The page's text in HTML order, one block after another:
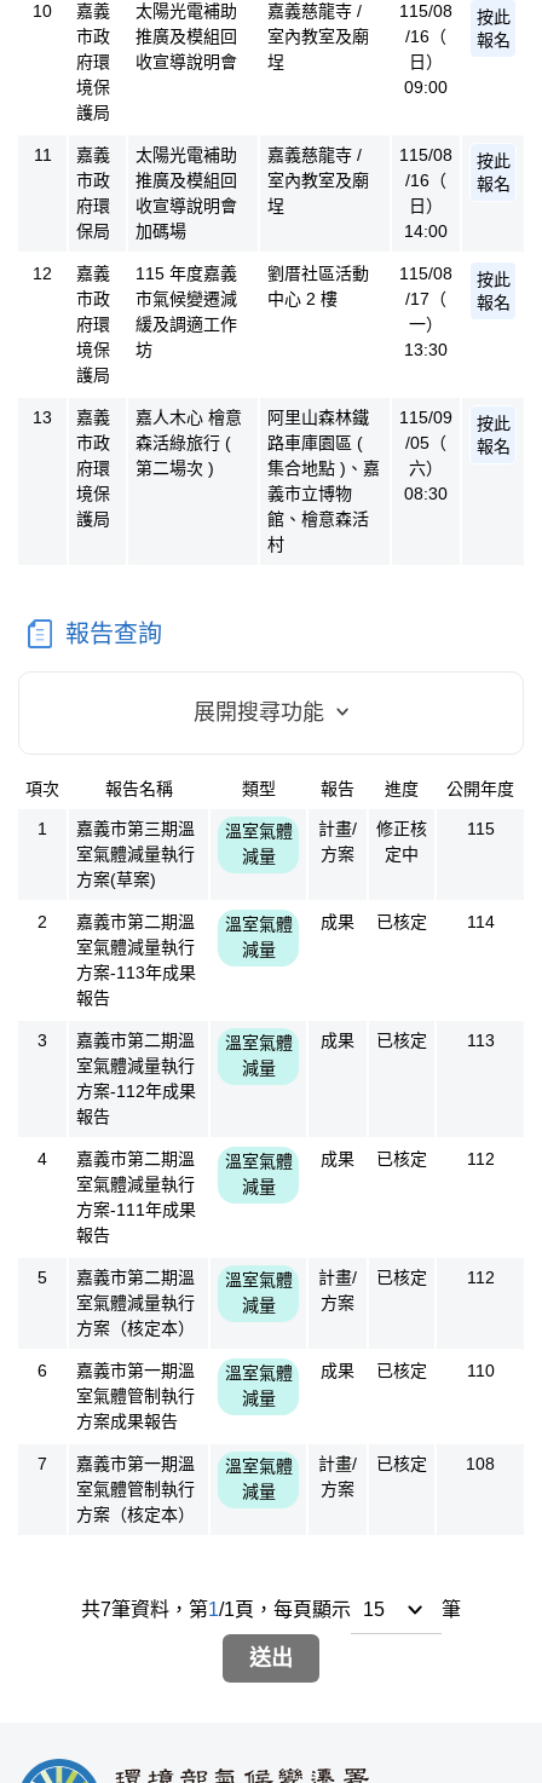
10
嘉義
市政
府環
境保
護局
太陽光電補助
推廣及模組回
收宣導說明會
嘉義慈龍寺 /
室內教室及廟
埕
115/08
/16（
日）
09:00
按此
報名
11
嘉義
市政
府環
保局
太陽光電補助
推廣及模組回
收宣導說明會
加碼場
嘉義慈龍寺 /
室內教室及廟
埕
115/08
/16（
日）
14:00
按此
報名
12
嘉義
市政
府環
境保
護局
115 年度嘉義
市氣候變遷減
緩及調適工作
坊
劉厝社區活動
中心 2 樓
115/08
/17（
一）
13:30
按此
報名
13
嘉義
市政
府環
境保
護局
嘉人木心 檜意
森活綠旅行 (
第二場次 )
阿里山森林鐵
路車庫園區 (
集合地點 )、嘉
義市立博物
館、檜意森活
村
115/09
/05（
六）
08:30
按此
報名
報告查詢
展開搜尋功能
方案成果
項次 報告名稱 類型 報告 進度 公開年度
1
嘉義市第三期溫
室氣體減量執行
方案(草案)
溫室氣體
減量
計畫/
方案
修正核
定中
115
2
嘉義市第二期溫
室氣體減量執行
方案-113年成果
報告
溫室氣體
減量
成果 已核定 114
3
嘉義市第二期溫
室氣體減量執行
方案-112年成果
報告
溫室氣體
減量
成果 已核定 113
4
嘉義市第二期溫
室氣體減量執行
方案-111年成果
報告
溫室氣體
減量
成果 已核定 112
5
嘉義市第二期溫
室氣體減量執行
方案（核定本）
溫室氣體
減量
計畫/
方案
已核定 112
6
嘉義市第一期溫
室氣體管制執行
方案成果報告
溫室氣體
減量
成果 已核定 110
7
嘉義市第一期溫
室氣體管制執行
方案（核定本）
溫室氣體
減量
計畫/
方案
已核定 108
共7筆資料， 第1/1頁， 每頁顯示 筆
送出